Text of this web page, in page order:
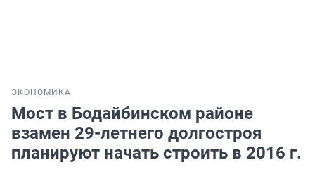
ЭКОНОМИКА
Мост в Бодайбинском районе
взамен 29-летнего долгостроя
планируют начать строить в 2016 г.